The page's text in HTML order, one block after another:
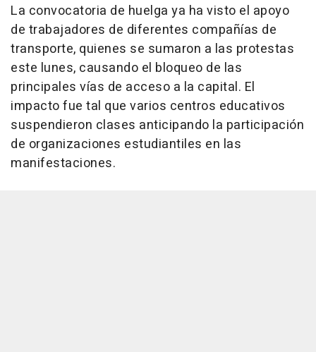
La convocatoria de huelga ya ha visto el apoyo
de trabajadores de diferentes compañías de
transporte, quienes se sumaron a las protestas
este lunes, causando el bloqueo de las
principales vías de acceso a la capital. El
impacto fue tal que varios centros educativos
suspendieron clases anticipando la participación
de organizaciones estudiantiles en las
manifestaciones.